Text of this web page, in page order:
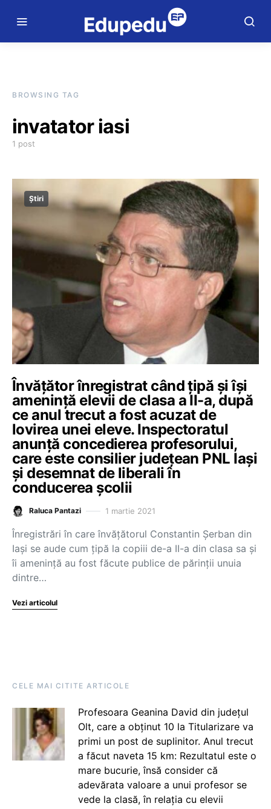
BROWSING TAG
invatator iasi
1 post
Știri
Învățător înregistrat când țipă și își
amenință elevii de clasa a II-a, după
ce anul trecut a fost acuzat de
lovirea unei eleve. Inspectoratul
anunță concedierea profesorului,
care este consilier județean PNL Iași
și desemnat de liberali în
conducerea școlii
Raluca Pantazi 1 martie 2021
Înregistrări în care învățătorul Constantin Șerban din
Iași se aude cum țipă la copiii de-a II-a din clasa sa și
îi amenință au fost făcute publice de părinții unuia
dintre…
Vezi articolul
CELE MAI CITITE ARTICOLE
Profesoara Geanina David din județul
Olt, care a obținut 10 la Titularizare va
primi un post de suplinitor. Anul trecut
a făcut naveta 15 km: Rezultatul este o
mare bucurie, însă consider că
adevărata valoare a unui profesor se
vede la clasă, în relația cu elevii